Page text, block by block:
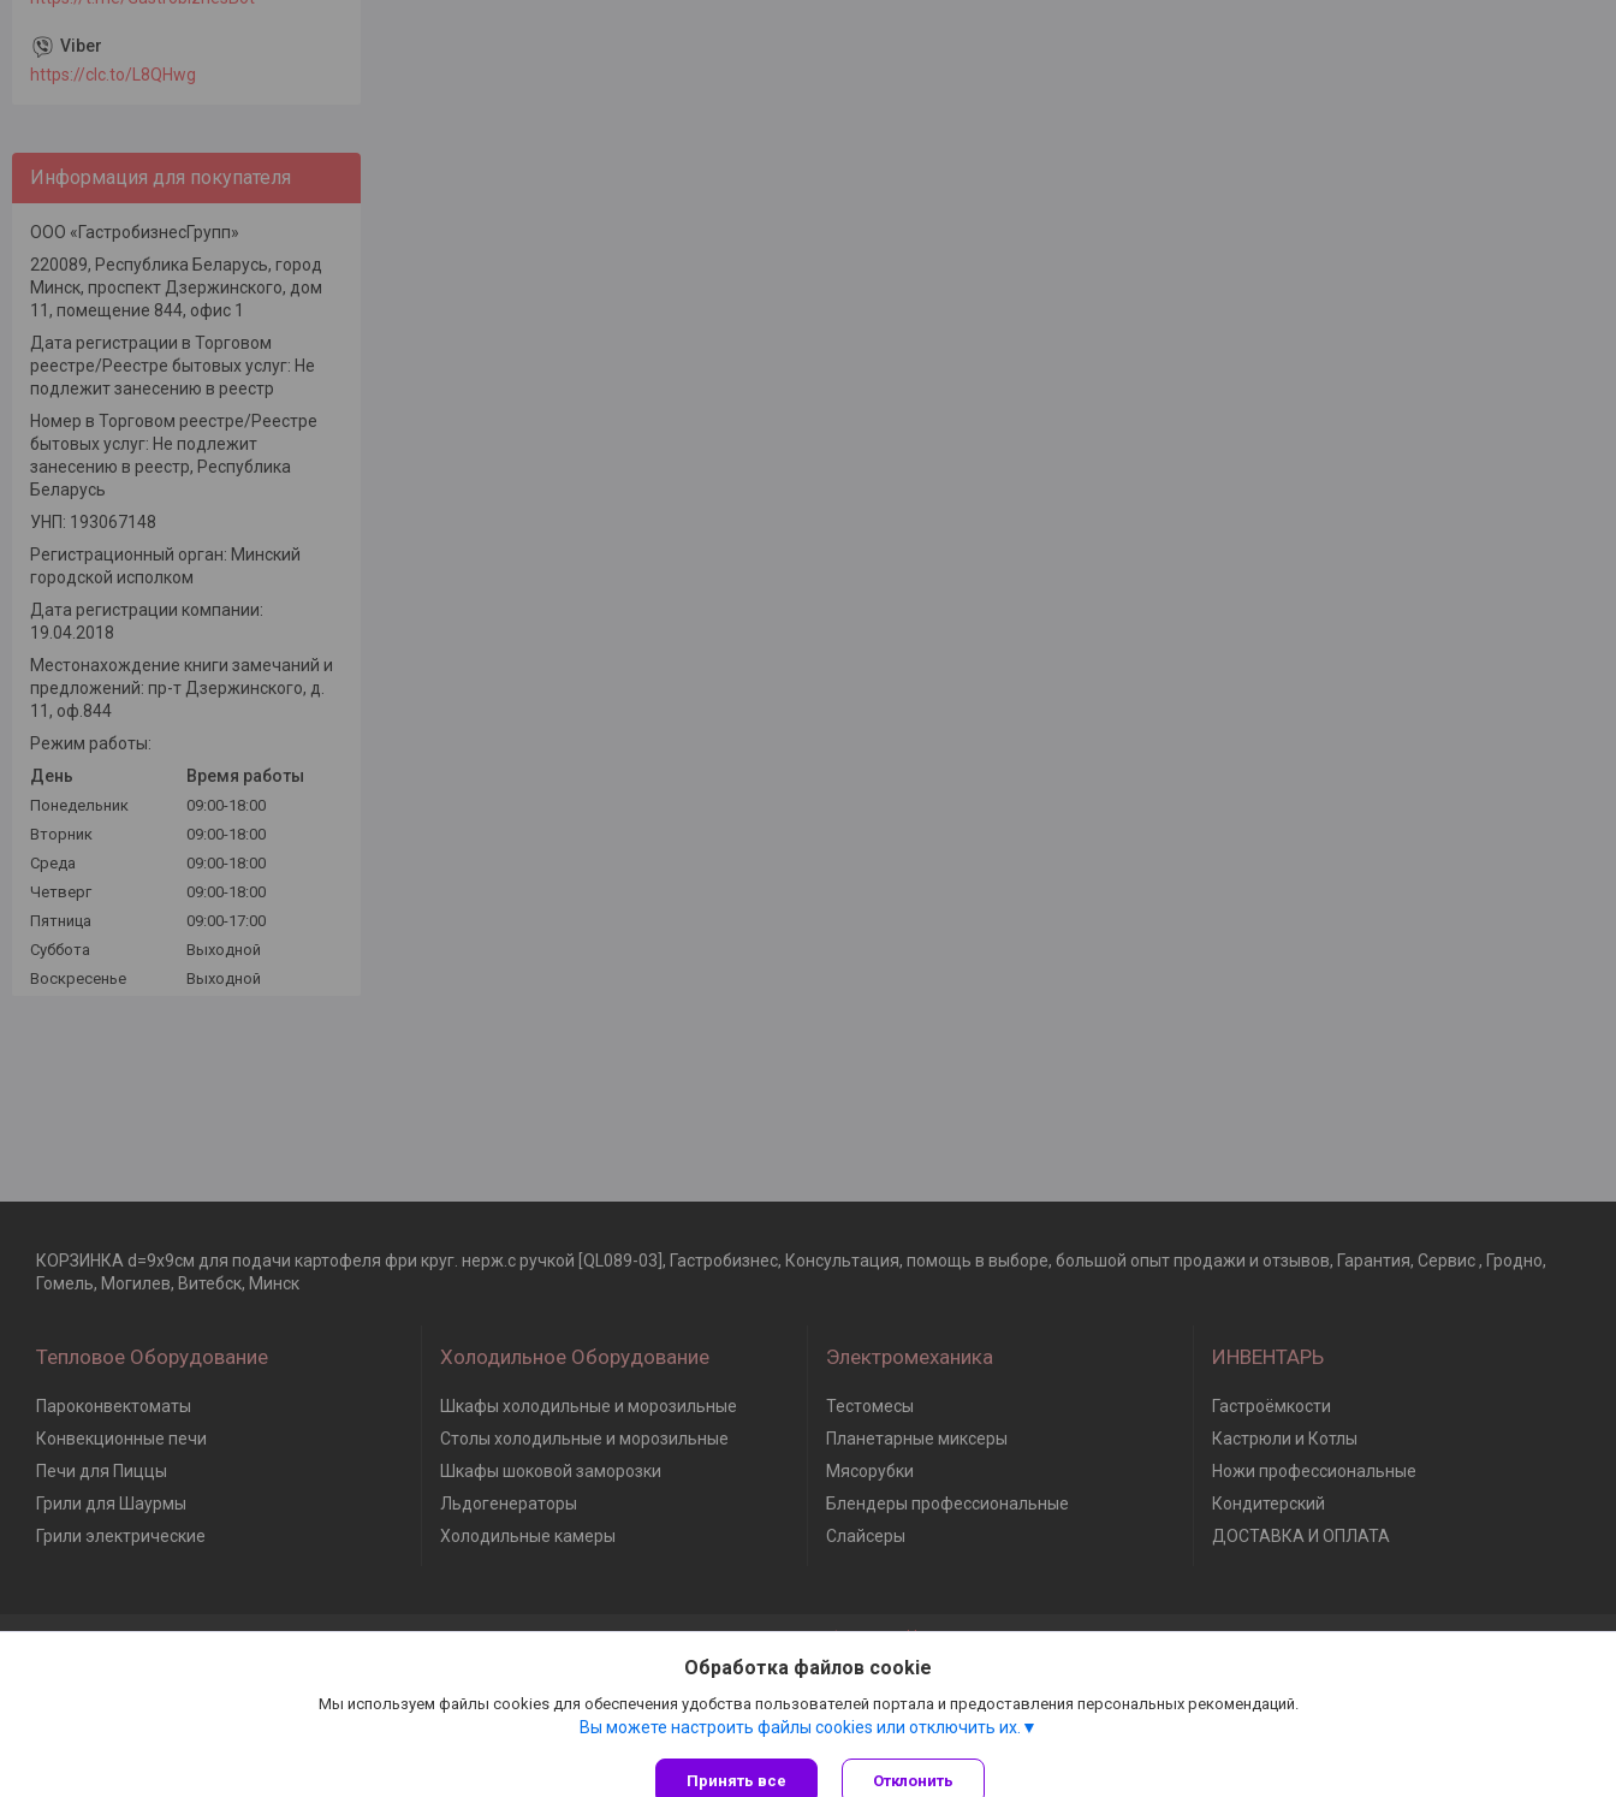
https://clc.to/L8QHwg
Информация для покупателя
ООО «ГастробизнесГрупп»
220089, Республика Беларусь, город
Минск, проспект Дзержинского, дом
11, помещение 844, офис 1
Дата регистрации в Торговом
реестре/Реестре бытовых услуг: Не
подлежит занесению в реестр
Номер в Торговом реестре/Реестре
бытовых услуг: Не подлежит
занесению в реестр, Республика
Беларусь
УНП: 193067148
Регистрационный орган: Минский
городской исполком
Дата регистрации компании:
19.04.2018
Местонахождение книги замечаний и
предложений: пр-т Дзержинского, д.
11, оф.844
Режим работы:
День
Время работы
Понедельник
09:00-18:00
Вторник
09:00-18:00
Среда
09:00-18:00
Четверг
09:00-18:00
Пятница
09:00-17:00
Суббота
Выходной
Воскресенье
Выходной
КОРЗИНКА d=9х9см для подачи картофеля фри круг. нерж.с ручкой [QL089-03], Гастробизнес, Консультация, помощь в выборе, большой опыт продажи и отзывов, Гарантия, Сервис , Гродно,
Гомель, Могилев, Витебск, Минск
Тепловое Оборудование
Пароконвектоматы
Конвекционные печи
Печи для Пиццы
Грили для Шаурмы
Грили электрические
Холодильное Оборудование
Шкафы холодильные и морозильные
Столы холодильные и морозильные
Шкафы шоковой заморозки
Льдогенераторы
Холодильные камеры
Электромеханика
Тестомесы
Планетарные миксеры
Мясорубки
Блендеры профессиональные
Слайсеры
ИНВЕНТАРЬ
Гастроёмкости
Кастрюли и Котлы
Ножи профессиональные
Кондитерский
ДОСТАВКА И ОПЛАТА
Сайт создан на платформе Deal.by
Политика обработки файлов cookies
Обработка файлов cookie
Мы используем файлы cookies для обеспечения удобства пользователей портала и предоставления персональных рекомендаций.
Вы можете настроить файлы cookies или отключить их.
Принять все Отклонить
Гастробизнес |
Пожаловаться на контент
Select Language ▼